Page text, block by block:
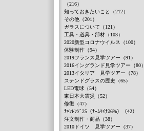
（216）
知っておきたいこと（212）
その他（201）
ガラスについて（121）
工具・道具・部材（103）
2020新型コロナウイルス（100）
体験制作（94）
2019フランス見学ツアー（91）
2016イングランド見学ツアー（80）
2013イタリア 見学ツアー（78）
ステンドグラスの歴史（65）
LED電球（54）
東日本大震災（52）
修復（47）
ﾁｬﾝﾚﾝｼﾞ25（ﾁｰﾑﾏｲﾅｽ6%）（42）
注文制作・商品（38）
2010ドイツ 見学ツアー（37）